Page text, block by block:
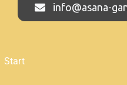
info@asana-
Start